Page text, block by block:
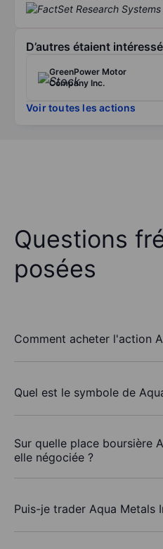
D’autres étaient
GreenPower Motor
Company Inc.
Voir toutes les actions
Questions
posées
Comment acheter l'action
Quel est le symbole de
Sur quelle place boursière
elle négociée ?
Puis-je trader Aqua Metals